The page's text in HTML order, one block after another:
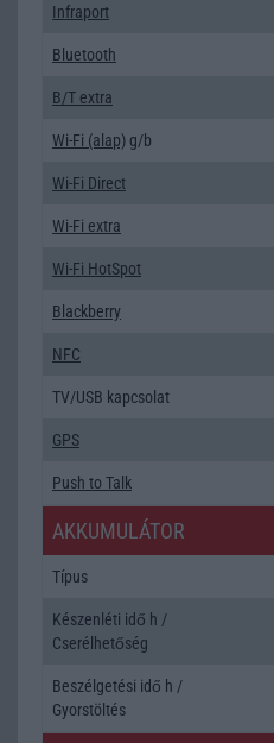
Infraport
Bluetooth
B/T extra
Wi-Fi (alap) g/b
Wi-Fi Direct
Wi-Fi extra
Wi-Fi HotSpot
Blackberry
NFC
TV/USB kapcsolat
GPS
Push to Talk
AKKUMULÁTOR
Típus
Készenléti idő h /
Cserélhetőség
Beszélgetési idő h /
Gyorstöltés